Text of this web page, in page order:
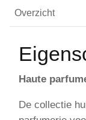
Overzicht
Haute
De collectie